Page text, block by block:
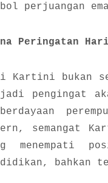
perjuangan
Peringatan
Kartini bukan
pengingat
semangat
menempati
bahkan